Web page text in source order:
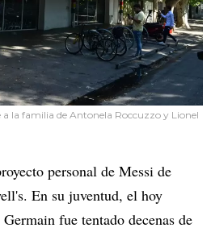
la familia de Antonela Roccuzzo y Lionel
personal de Messi de
En su juventud, el hoy
fue tentado decenas de